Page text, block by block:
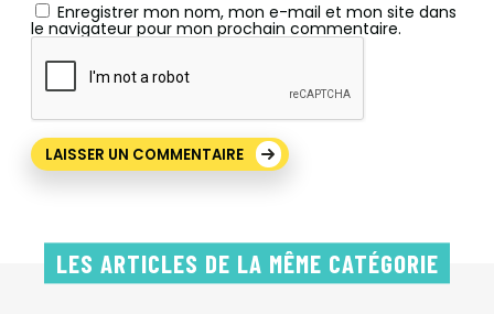
Enregistrer mon nom, mon e-mail et mon site dans
le navigateur pour mon prochain commentaire.
LES ARTICLES DE LA MÊME CATÉGORIE